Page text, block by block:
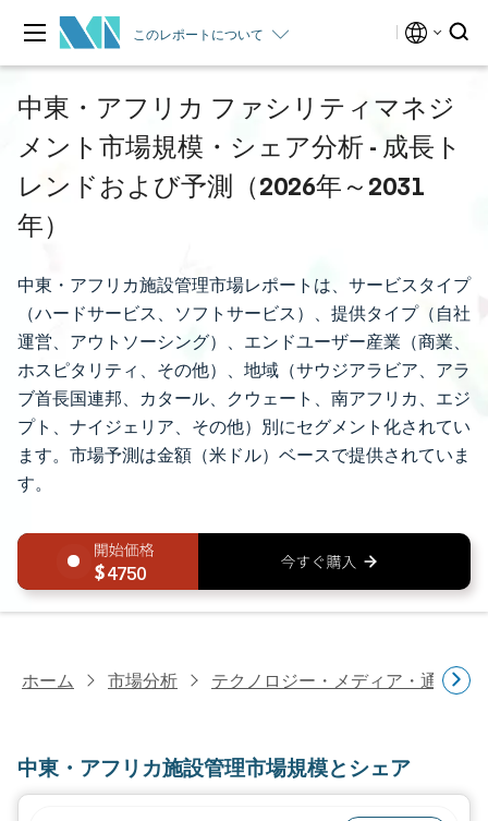
このレポートについて
中東・アフリカ ファシリティマネジ
メント市場規模・シェア分析 - 成長ト
レンドおよび予測（2026年～2031
年）
中東・アフリカ施設管理市場レポートは、サービスタイプ
（ハードサービス、ソフトサービス）、提供タイプ（自社
運営、アウトソーシング）、エンドユーザー産業（商業、
ホスピタリティ、その他）、地域（サウジアラビア、アラ
ブ首長国連邦、カタール、クウェート、南アフリカ、エジ
プト、ナイジェリア、その他）別にセグメント化されてい
ます。市場予測は金額（米ドル）ベースで提供されていま
す。
4750
ホーム 市場分析 テクノロジー・メディア・通信研
中東・アフリカ施設管理市場規模とシェア